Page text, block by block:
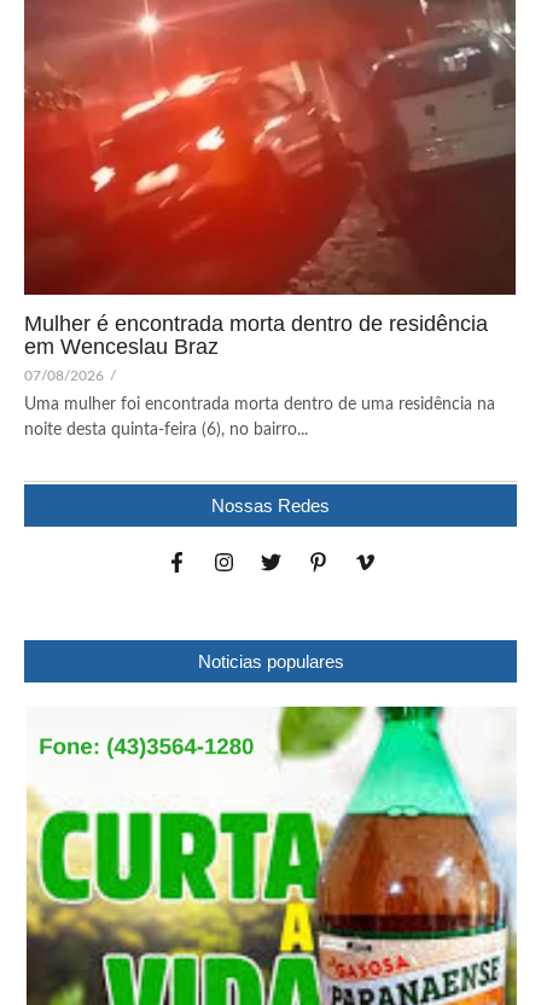
Mulher é encontrada morta dentro de residência
em Wenceslau Braz
07/08/2026 /
Uma mulher foi encontrada morta dentro de uma residência na
noite desta quinta-feira (6), no bairro...
Nossas Redes
Noticias populares